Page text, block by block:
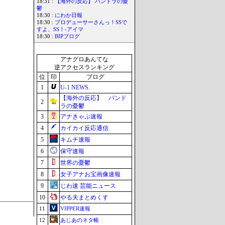
18:31 :
【海外の反応】 パンドラの憂
鬱
18:30 : にわか日報
18:30 : プロデューサーさんっ！SSで
すよ、SS！-アイマ
18:30 : BIPブログ
アナグロあんてな
逆アクセスランキング
位
印
ブログ
1
U-1 NEWS.
2
【海外の反応】 パンド
ラの憂鬱
3
アナきゃぷ速報
4
カイカイ反応通信
5
キムチ速報
6
保守速報
7
世界の憂鬱
8
女子アナお宝画像速報
9
じわ速 芸能ニュース
10
やる夫まとめくす
11
VIPPER速報
12
あじあのネタ帳